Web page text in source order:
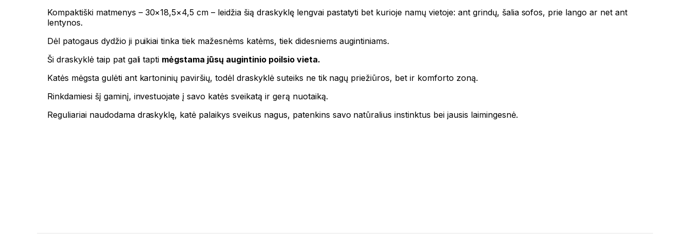
Kompaktiški matmenys – 30×18,5×4,5 cm – leidžia šią draskyklę lengvai pastatyti bet kurioje namų vietoje: ant grindų, šalia sofos, prie lango ar net ant
lentynos.
Dėl patogaus dydžio ji puikiai tinka tiek mažesnėms katėms, tiek didesniems augintiniams.
Ši draskyklė taip pat gali tapti mėgstama jūsų augintinio poilsio vieta.
Katės mėgsta gulėti ant kartoninių paviršių, todėl draskyklė suteiks ne tik nagų priežiūros, bet ir komforto zoną.
Rinkdamiesi šį gaminį, investuojate į savo katės sveikatą ir gerą nuotaiką.
Reguliariai naudodama draskyklę, katė palaikys sveikus nagus, patenkins savo natūralius instinktus bei jausis laimingesnė.